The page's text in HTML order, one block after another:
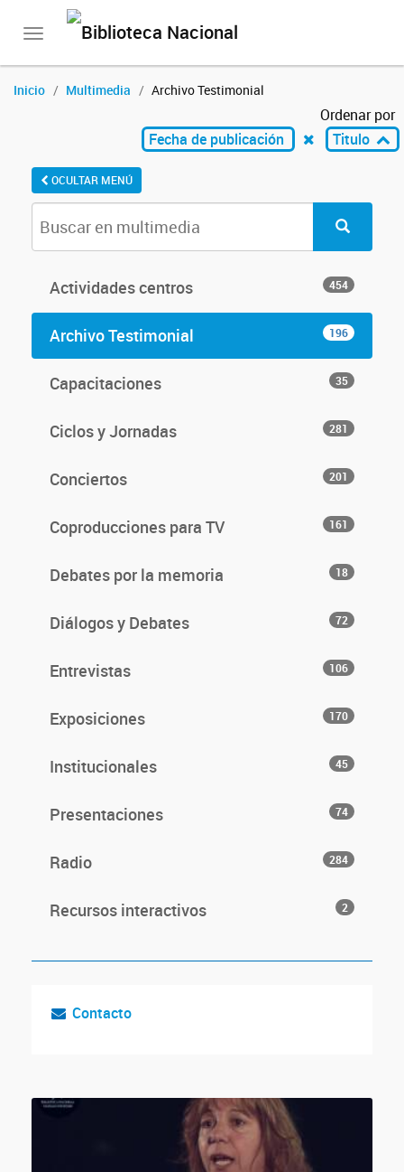
Toggle
Inicio Multimedia Archivo Testimonial
Ordenar por
Fecha de publicación
Titulo
OCULTAR MENÚ
Actividades centros 454
Archivo Testimonial 196
Capacitaciones 35
Ciclos y Jornadas 281
Conciertos 201
Coproducciones para TV 161
Debates por la memoria 18
Diálogos y Debates 72
Entrevistas 106
Exposiciones 170
Institucionales 45
Presentaciones 74
Radio 284
Recursos interactivos 2
Contacto